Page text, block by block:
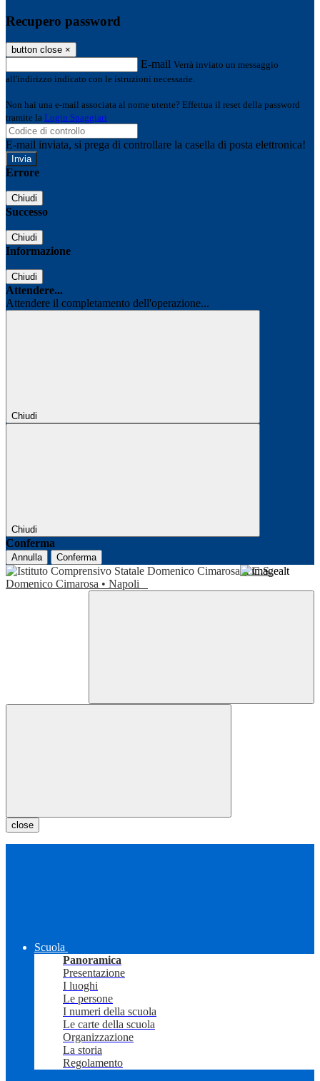
Recupero password
button close ×
E-mail Verrà inviato un messaggio
all'indirizzo indicato con le istruzioni necessarie.
Non hai una e-mail associata al nome utente? Effettua il reset della password
tramite la Login Spaggiari
E-mail inviata, si prega di controllare la casella di posta elettronica!
Errore
Chiudi
Successo
Chiudi
Informazione
Chiudi
Attendere...
Attendere il completamento dell'operazione...
Chiudi
Chiudi
Conferma
Annulla Conferma
I.C.S.
Domenico Cimarosa • Napoli
close
Scuola
Panoramica
Presentazione
I luoghi
Le persone
I numeri della scuola
Le carte della scuola
Organizzazione
La storia
Regolamento